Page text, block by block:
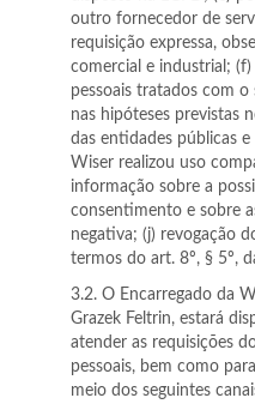
outro fornecedor de
requisição expressa,
comercial e industrial;
pessoais tratados com
nas hipóteses previstas
das entidades públicas
Wiser realizou uso
informação sobre a
consentimento e sobre
negativa; (j) revogação
termos do art. 8º, § 5º,
3.2. O Encarregado da
Grazek Feltrin, estará
atender as requisições
pessoais, bem como
meio dos seguintes